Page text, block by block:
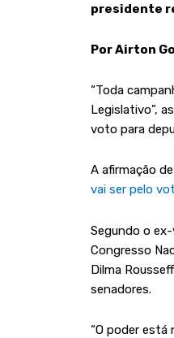
presidente
Por Airton
“Toda
Legislativo”,
voto para
A afirmação
vai ser pelo
Segundo o
Congresso
Dilma
senadores.
“O poder está